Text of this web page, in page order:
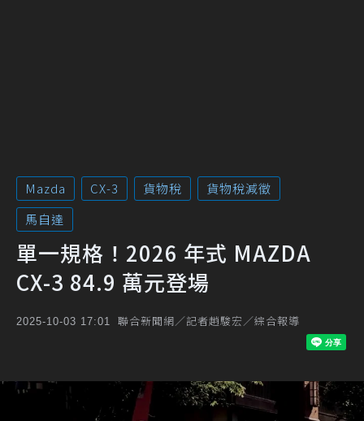
Mazda CX-3 貨物稅
貨物稅減徵
馬自達
單一規格！2026 年式 MAZDA
CX-3 84.9 萬元登場
2025-10-03 17:01 聯合新聞網／記者趙駿宏／綜合報導